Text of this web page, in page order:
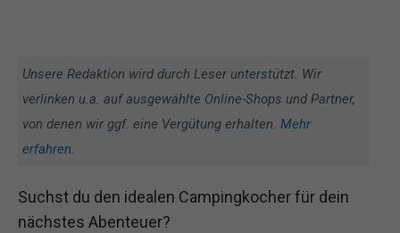
Unsere Redaktion wird durch Leser unterstützt. Wir
verlinken u.a. auf ausgewählte Online-Shops und Partner,
von denen wir ggf. eine Vergütung erhalten. Mehr
erfahren.
Suchst du den idealen Campingkocher für dein
nächstes Abenteuer?